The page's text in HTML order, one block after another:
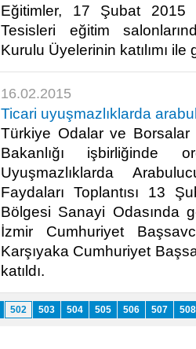
Eğitimler, 17 Şubat 2015
Tesisleri eğitim
Kurulu Üyelerinin katılımı
16.02.2015
Ticari uyuşmazlıklarda
Türkiye Odalar ve
Bakanlığı işbirliğinde
Uyuşmazlıklarda
Faydaları Toplantısı 13
Bölgesi Sanayi Odasında
İzmir Cumhuriyet
Karşıyaka Cumhuriyet
katıldı.​
502 503 504 505 506 507 508